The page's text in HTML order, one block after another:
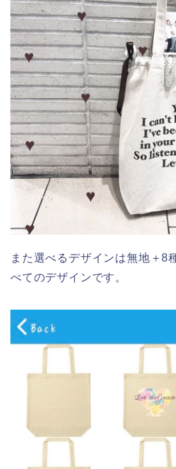
また選べるデザインは無地＋8
べてのデザインです。